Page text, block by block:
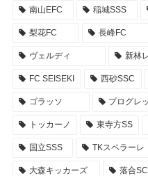
南山EFC 稲城SSS
梨花FC 長峰FC
ヴェルディ 新林
FC SEISEKI 西砂SSC
ゴラッソ プログレ
トッカーノ 東寺方SS
国立SSS TKスペラーレ
大森キッカーズ 落合SC